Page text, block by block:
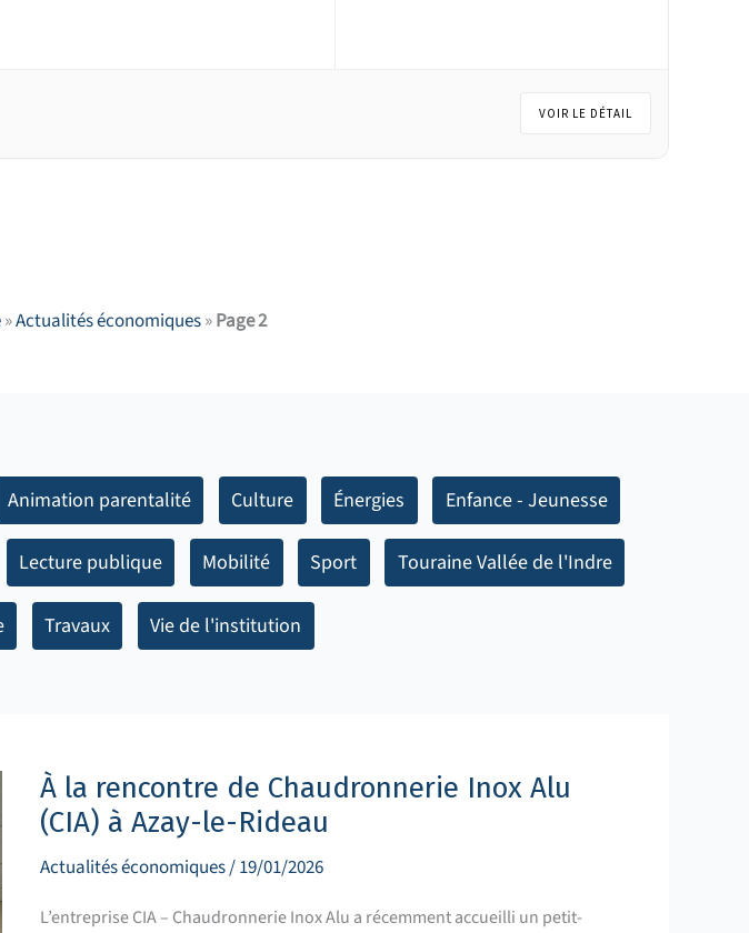
VOIR LE DÉTAIL
»Actualités économiques»Page 2
Animation parentalité Culture Énergies Enfance - Jeunesse
Lecture publique Mobilité Sport Touraine Vallée de l'Indre
Travaux Vie de l'institution
À la rencontre de Chaudronnerie Inox Alu
(CIA) à Azay-le-Rideau
Actualités économiques/19/01/2026
L’entreprise CIA – Chaudronnerie Inox Alu a récemment accueilli un petit-
de
Chaudronnerie
Inox
Alu
à
Azay-
Rideau